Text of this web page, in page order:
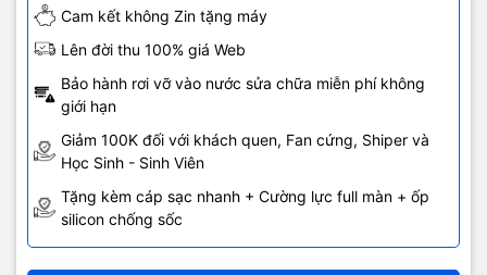
Cam kết không Zin tặng máy
Lên đời thu 100% giá Web
Bảo hành rơi vỡ vào nước sửa chữa miễn phí không
giới hạn
Giảm 100K đối với khách quen, Fan cứng, Shiper và
Học Sinh - Sinh Viên
Tặng kèm cáp sạc nhanh + Cường lực full màn + ốp
silicon chống sốc